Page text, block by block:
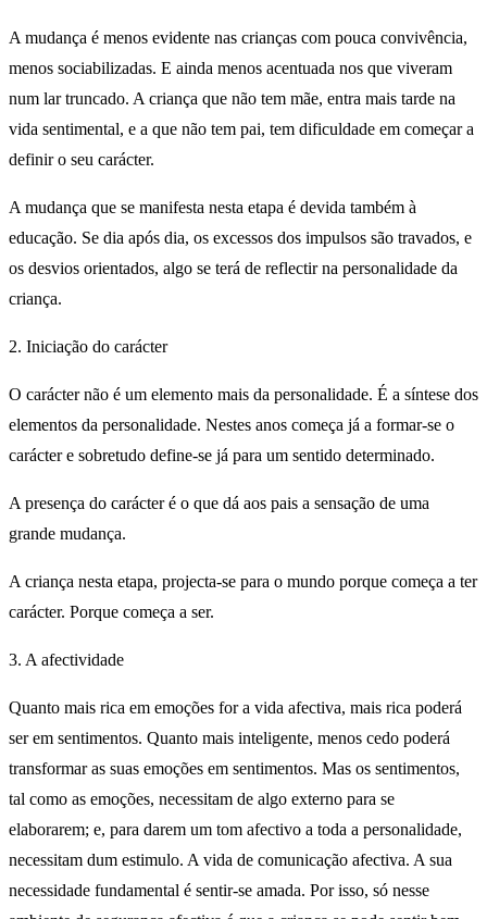
A mudança é menos evidente nas crianças com pouca convivência,
menos sociabilizadas. E ainda menos acentuada nos que viveram
num lar truncado. A criança que não tem mãe, entra mais tarde na
vida sentimental, e a que não tem pai, tem dificuldade em começar a
definir o seu carácter.
A mudança que se manifesta nesta etapa é devida também à
educação. Se dia após dia, os excessos dos impulsos são travados, e
os desvios orientados, algo se terá de reflectir na personalidade da
criança.
2. Iniciação do carácter
O carácter não é um elemento mais da personalidade. É a síntese dos
elementos da personalidade. Nestes anos começa já a formar-se o
carácter e sobretudo define-se já para um sentido determinado.
A presença do carácter é o que dá aos pais a sensação de uma
grande mudança.
A criança nesta etapa, projecta-se para o mundo porque começa a ter
carácter. Porque começa a ser.
3. A afectividade
Quanto mais rica em emoções for a vida afectiva, mais rica poderá
ser em sentimentos. Quanto mais inteligente, menos cedo poderá
transformar as suas emoções em sentimentos. Mas os sentimentos,
tal como as emoções, necessitam de algo externo para se
elaborarem; e, para darem um tom afectivo a toda a personalidade,
necessitam dum estimulo. A vida de comunicação afectiva. A sua
necessidade fundamental é sentir-se amada. Por isso, só nesse